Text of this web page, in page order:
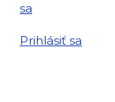
sa
Prihlásiť sa